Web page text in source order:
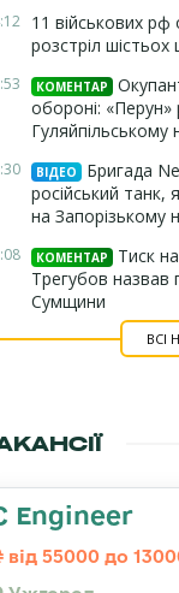
11 військових
розстріл шістьох
КОМЕНТАР
обороні: «Перун»
Гуляйпільському
ВІДЕО
Бригада
російський танк,
на Запорізькому
КОМЕНТАР
Тиск
Трегубов назвав
Сумщини
ВСІ
Engineer
від 55000 до